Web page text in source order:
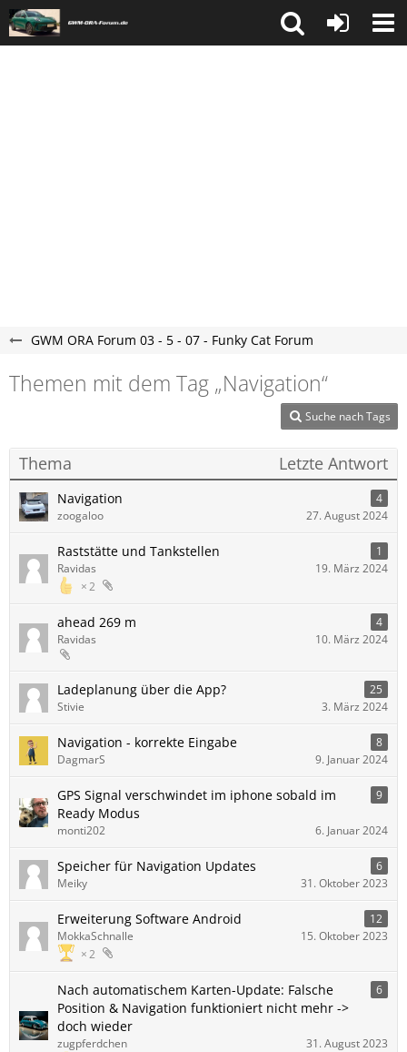
GWM ORA Forum 03 - 5 - 07 - Funky Cat Forum
Themen mit dem Tag „Navigation“
Suche nach Tags
Thema Letzte Antwort
Navigation
4
zoogaloo
27. August 2024
Raststätte und Tankstellen 1
2
Ravidas 19. März 2024
ahead 269 m
4
Ravidas
10. März 2024
Ladeplanung über die App?
25
Stivie
3. März 2024
Navigation - korrekte Eingabe
8
DagmarS
9. Januar 2024
GPS Signal verschwindet im iphone sobald im
Ready Modus
9
monti202 6. Januar 2024
Speicher für Navigation Updates
6
Meiky
31. Oktober 2023
Erweiterung Software Android 12
2
MokkaSchnalle 15. Oktober 2023
Nach automatischem Karten-Update: Falsche
Position & Navigation funktioniert nicht mehr ->
doch wieder
6
zugpferdchen 31. August 2023